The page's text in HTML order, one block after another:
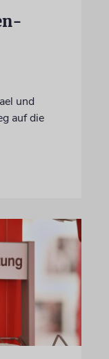
und
auf die